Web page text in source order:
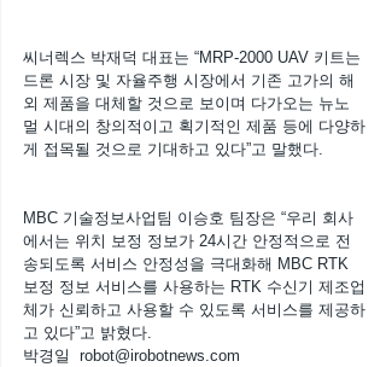
씨너렉스 박재덕 대표는 “MRP-2000 UAV 키트는
드론 시장 및 자율주행 시장에서 기존 고가의 해
외 제품을 대체할 것으로 보이며 다가오는 뉴노
멀 시대의 창의적이고 획기적인 제품 등에 다양하
게 접목될 것으로 기대하고 있다”고 말했다.
MBC 기술정보사업팀 이승호 팀장은 “우리 회사
에서는 위치 보정 정보가 24시간 안정적으로 전
송되도록 서비스 안정성을 극대화해 MBC RTK
보정 정보 서비스를 사용하는 RTK 수신기 제조업
체가 신뢰하고 사용할 수 있도록 서비스를 제공하
고 있다”고 밝혔다.
박경일  robot@irobotnews.com